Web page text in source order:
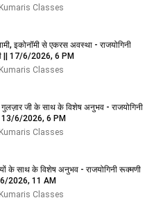
Classes
इकोनॉमी से एकरस अवस्था - राजयोगिनी
प्रवीणा दीदी || 17/6/2026, 6 PM
Classes
जी के साथ के विशेष अनुभव - राजयोगिनी
नीलू दीदी || 13/6/2026, 6 PM
Classes
के साथ के विशेष अनुभव - राजयोगिनी रूक्मणी
13/6/2026, 11 AM
Classes